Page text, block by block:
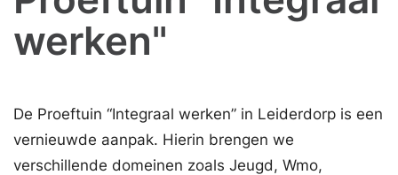
werken"
De Proeftuin “Integraal werken” in Leiderdorp is een
vernieuwde aanpak. Hierin brengen we
verschillende domeinen zoals Jeugd, Wmo,